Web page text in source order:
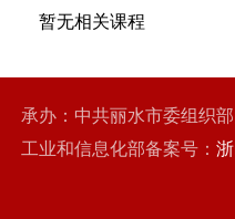
暂无相关课程
办：中共丽水市委组织部
业和信息化部备案号：